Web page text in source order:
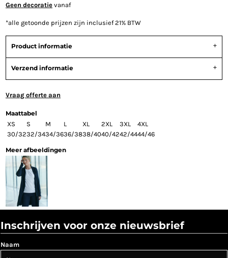
Geen decoratie vanaf
*alle getoonde prijzen zijn inclusief 21% BTW
Product informatie
Verzend informatie
Vraag offerte aan
Maattabel
XS
S M L XL 2XL 3XL
4XL
30/3232/3434/3636/3838/4040/4242/4444/46
Meer afbeeldingen
Inschrijven voor onze nieuwsbrief
Naam